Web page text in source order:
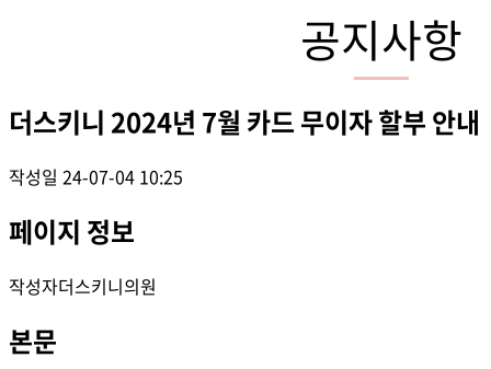
공지사항
더스키니 2024년 7월 카드 무이자 할부 안내
작성일 24-07-04 10:25
페이지 정보
작성자더스키니의원
본문